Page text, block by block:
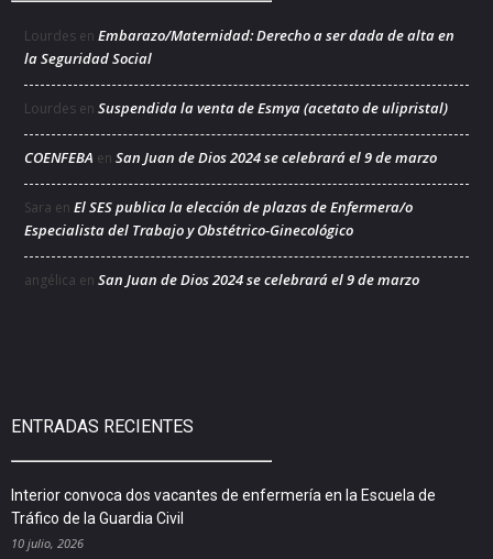
Lourdes en Embarazo/Maternidad: Derecho a ser dada de alta en
la Seguridad Social
Lourdes en Suspendida la venta de Esmya (acetato de ulipristal)
COENFEBA en San Juan de Dios 2024 se celebrará el 9 de marzo
Sara en El SES publica la elección de plazas de Enfermera/o
Especialista del Trabajo y Obstétrico-Ginecológico
angélica en San Juan de Dios 2024 se celebrará el 9 de marzo
ENTRADAS RECIENTES
Interior convoca dos vacantes de enfermería en la Escuela de
Tráfico de la Guardia Civil
10 julio, 2026